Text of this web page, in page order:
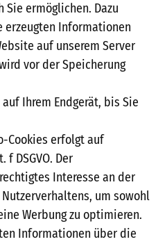
Sie ermöglichen. Dazu
erzeugten Informationen
auf unserem Server
vor der Speicherung
Ihrem Endgerät, bis Sie
Cookies erfolgt auf
f DSGVO. Der
Interesse an der
um sowohl
Werbung zu optimieren.
Informationen über die